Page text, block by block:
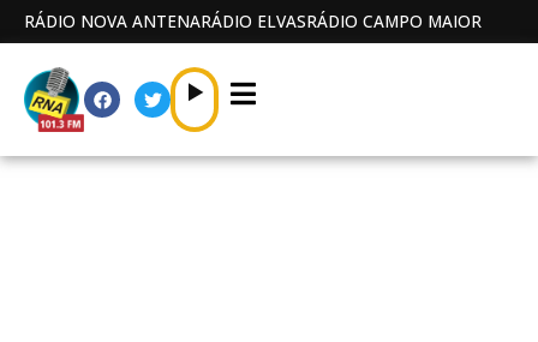
RÁDIO NOVA ANTENARÁDIO ELVASRÁDIO CAMPO MAIOR